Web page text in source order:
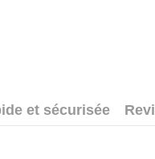
et sécurisée